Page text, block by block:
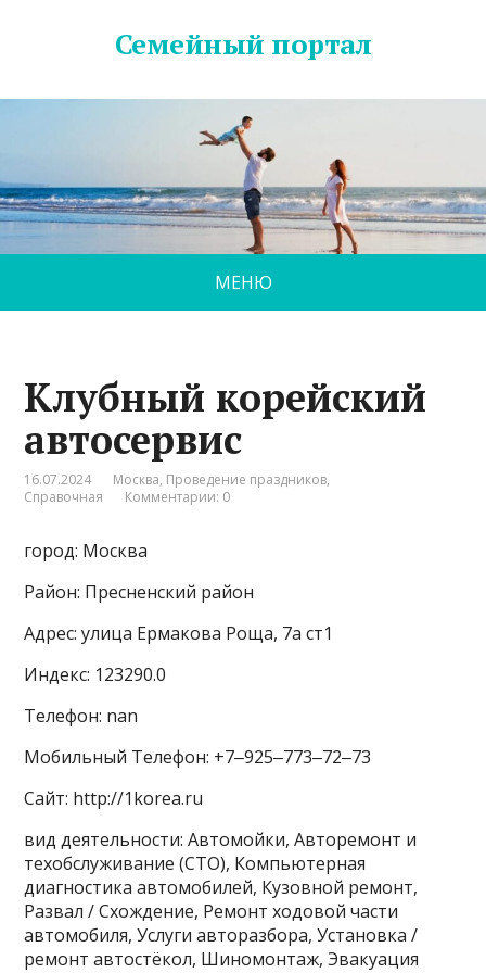
Семейный портал
МЕНЮ
Клубный корейский
автосервис
16.07.2024 Москва, Проведение праздников,
Справочная
Комментарии: 0
город: Москва
Район: Пресненский район
Адрес: улица Ермакова Роща, 7а ст1
Индекс: 123290.0
Телефон: nan
Мобильный Телефон: +7‒925‒773‒72‒73
Сайт: http://1korea.ru
вид деятельности: Автомойки, Авторемонт и
техобслуживание (СТО), Компьютерная
диагностика автомобилей, Кузовной ремонт,
Развал / Схождение, Ремонт ходовой части
автомобиля, Услуги авторазбора, Установка /
ремонт автостёкол, Шиномонтаж, Эвакуация